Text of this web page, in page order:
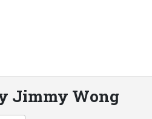
Jimmy Wong